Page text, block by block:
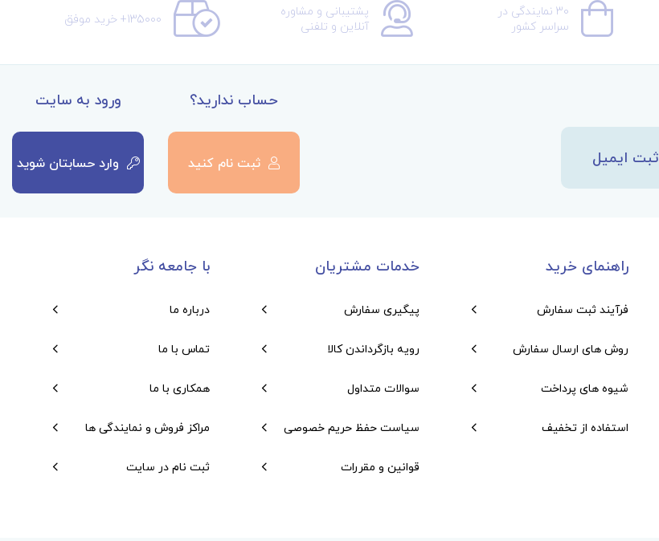
30 نمایندگی در
سراسر کشور
پشتیبانی و مشاوره
آنلاین و تلفنی 135000+ خرید موفق
ثبت ایمیل
ورود به سایت
وارد حسابتان شوید
حساب ندارید؟
ثبت نام کنید
راهنمای خرید
فرآیند ثبت سفارش
روش های ارسال سفارش
شیوه های پرداخت
استفاده از تخفیف
خدمات مشتریان
پیگیری سفارش
رویه بازگرداندن کالا
سوالات متداول
سیاست حفظ حریم خصوصی
قوانین و مقررات
با جامعه نگر
درباره ما
تماس با ما
همکاری با ما
مراکز فروش و نمایندگی ها
ثبت نام در سایت